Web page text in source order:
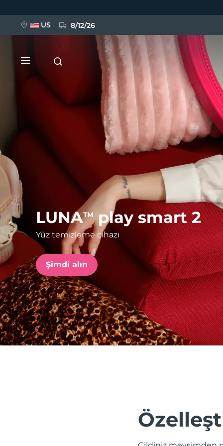
LUNATMplay smart 2
Yüz temizleme cihazı
Şimdi alın
US 8/12/26
FAQ™ Pure Beauty-Tech Elixir
BREAKING NEWS
issa™ Teeth Whitening Set
FAQ™ Dual LED Panel
POPÜLER